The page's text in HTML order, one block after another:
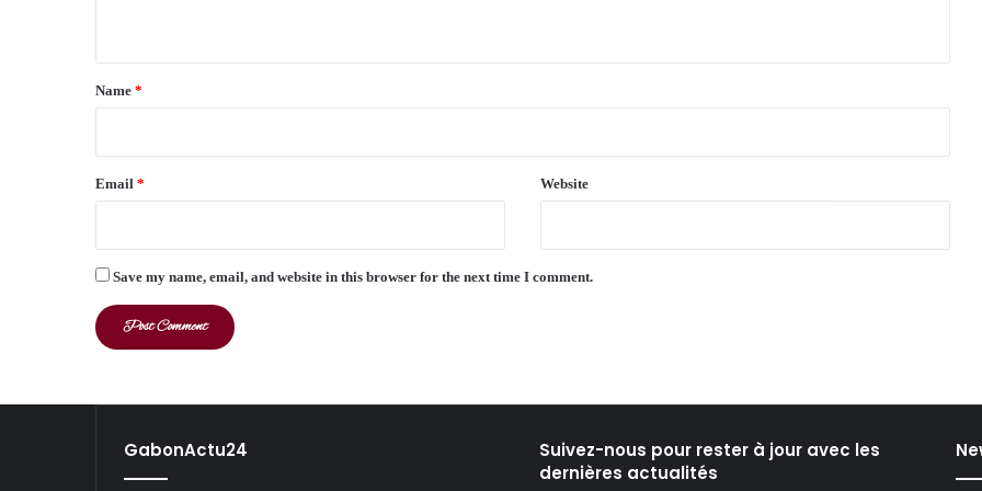
*
Name *
Email * Website
Save my name, email, and website in this browser for the next time I comment.
GabonActu24
Suivez-nous pour rester à jour avec les
dernières actualités